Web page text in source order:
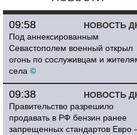
НОВОСТЬ
09:58
Под аннексированным
Севастополем военный открыл
огонь по сослуживцам и
села ©
НОВОСТЬ
09:38
Правительство разрешило
продавать в РФ бензин ранее
запрещенных стандартов Евро